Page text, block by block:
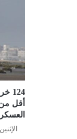
الإثنين 19 أكتوبر 2020 - 8:48 مساءً